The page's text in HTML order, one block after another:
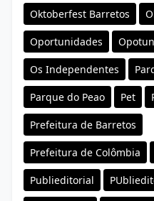
Oktoberfest Barretos
Oportunidades
Os Independentes
Parque do Peao Pet
Prefeitura de Barretos
Prefeitura de Colômbia
Publieditorial